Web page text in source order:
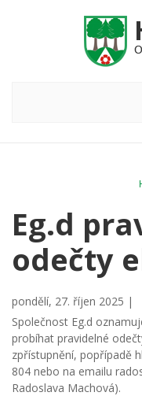
Eg.d
odečty
pondělí, 27. říjen 2025 |
Společnost Eg.d
probíhat pravidelné
zpřístupnění, popřípadě
804 nebo na emailu
Radoslava Machová).